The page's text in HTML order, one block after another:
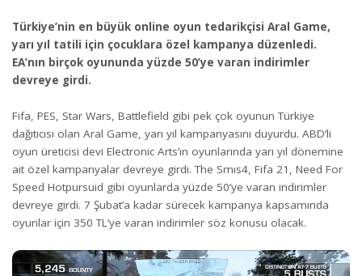
Türkiye’nin en büyük online oyun tedarikçisi Aral Game,
yarı yıl tatili için çocuklara özel kampanya düzenledi.
EA’nın birçok oyununda yüzde 50’ye varan indirimler
devreye girdi.
Fifa, PES, Star Wars, Battlefield gibi pek çok oyunun Türkiye
dağıtıcısı olan Aral Game, yarı yıl kampanyasını duyurdu. ABD’li
oyun üreticisi devi Electronic Arts’ın oyunlarında yarı yıl dönemine
ait özel kampanyalar devreye girdi. The Smıs4, Fifa 21, Need For
Speed Hotpursuid gibi oyunlarda yüzde 50’ye varan indirimler
devreye girdi. 7 Şubat’a kadar sürecek kampanya kapsamında
oyunlar için 350 TL’ye varan indirimler söz konusu olacak.